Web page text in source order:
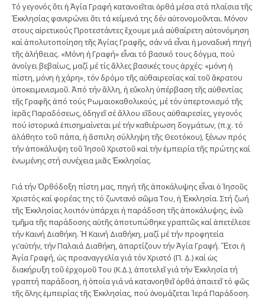
Τό γεγονός ὅτι ἡ Ἁγία Γραφή κατανοεῖται ὀρθά μέσα στά πλαίσια τῆς
Ἐκκλησίας φανερώνει ὅτι τά κείμενά της δέν αὐτονομοῦνται. Μόνον
στους αἱρετικούς Προτεστάντες ἔχουμε μιά αὐθαίρετη αὐτονόμηση
καί ἀπολυτοποίηση τῆς Ἁγίας Γραφῆς, σάν νά εἶναι ἡ μοναδική πηγή
τῆς ἀλήθειας. «Μόνη ἡ Γραφή» εἶναι τό βασικό τους δόγμα, πού
ἀνοίγει βεβαίως, μαζί μέ τίς ἄλλες βασικές τους ἀρχές: «μόνη ἡ
πίστη, μόνη ἡ χάρη», τόν δρόμο τῆς αὐθαιρεσίας καί τοῦ ἄκρατου
ὑποκειμενισμοῦ. Ἀπό τήν ἄλλη, ἡ εὔκολη ὑπέρβαση τῆς αὐθεντίας
τῆς Γραφῆς ἀπό τούς Ρωμαιοκαθολικούς, μέ τόν ὑπερτονισμό τῆς
ἱερᾶς Παραδόσεως, ὁδηγεῖ σέ ἄλλου εἴδους αὐθαιρεσίες, γεγονός
πού ἱστορικά ἐπισημαίνεται μέ τήν καθιέρωση δογμάτων, (π.χ. τό
ἀλάθητο τοῦ πάπα, ἡ ἄσπιλη σύλληψη τῆς Θεοτόκου), ξένων πρός
τήν ἀποκάλυψη τοῦ Ἰησοῦ Χριστοῦ καί τήν ἐμπειρία τῆς πρώτης καί
ἑνωμένης στή συνέχεια μιᾶς Ἐκκλησίας.
Γιά τήν Ὀρθόδοξη πίστη μας, πηγή τῆς ἀποκάλυψης εἶναι ὁ Ἰησοῦς
Χριστός καί φορέας της τό ζωντανό σῶμα Του, ἡ Ἐκκλησία. Στή ζωή
τῆς Ἐκκλησίας λοιπόν ὑπάρχει ἡ παράδοση τῆς ἀποκάλυψης, ἐνῶ
τμῆμα τῆς παράδοσης αὐτῆς ἀποτυπώθηκε γραπτῶς καί ἀπετέλεσε
τήν Καινή Διαθήκη. Ἡ Καινή Διαθήκη, μαζί μέ τήν προφητεία
γι’αὐτήν, τήν Παλαιά Διαθήκη, ἀπαρτίζουν τήν Ἁγία Γραφή. Ἔτσι ἡ
Ἁγία Γραφή, ὡς προαναγγελία γιά τόν Χριστό (Π. Δ.) καί ὡς
διακήρυξη τοῦ ἐρχομοῦ Του (Κ.Δ.), ἀποτελεῖ γιά τήν Ἐκκλησία τή
γραπτή παράδοση, ἡ ὁποία γιά νά κατανοηθεῖ ὀρθά ἀπαιτεῖ τό φῶς
τῆς ὅλης ἐμπειρίας τῆς Ἐκκλησίας, πού ὀνομάζεται Ἱερά Παράδοση.